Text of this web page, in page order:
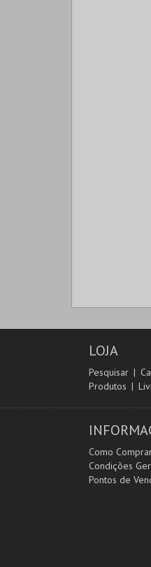
LOJA
Pesquisar
Produtos
Como
Condições
Pontos de